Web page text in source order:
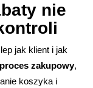
nie
jak klient i jak
proces zakupowy,
koszyka i